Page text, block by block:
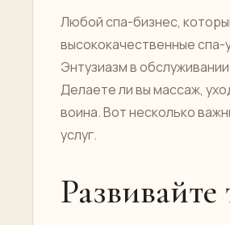
Любой спа-бизнес,
высококачественные спа-
Энтузиазм в
Делаете ли вы массаж,
воина. Вот несколько
услуг.